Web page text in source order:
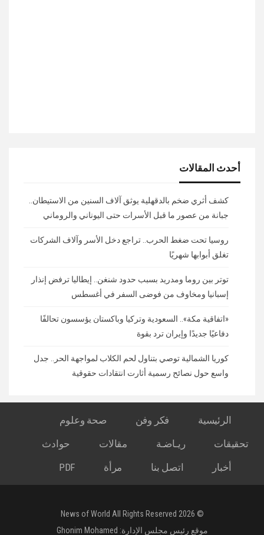
أحدث المقالات
كشف أثري ضخم بالدقهلية يوثق آلاف السنين من الاستيطان..
جبانة من عصور ما قبل الأسرات حتى اليوناني والروماني
روسيا تحت ضغط الحرب.. تراجع دخل الأسر وآلاف الشركات
تغلق أبوابها شهريًا
توتر بين روما ومدريد بسبب حدود شنغن.. إيطاليا ترفض إنذار
إسبانيا ومخاوف من فوضى السفر في أغسطس
«اتفاقية مكة».. السعودية وتركيا وباكستان يؤسسون تحالفًا
دفاعيًا جديدًا وإيران ترد بقوة
كوريا الشمالية توصي بتناول لحم الكلاب لمواجهة الحر.. جدل
واسع حول نصائح رسمية أثارت انتقادات حقوقية
الرئيسية فكر وفن
صحة وعلوم
تحقيقات
ريـاضـة مقالات
حوادث
أخبار
اتصل بنا مرأة PDF
© 2026 News of World All Rights Reserved
موقع رئيس مجلس الإدارة: Ghonim Mohamed